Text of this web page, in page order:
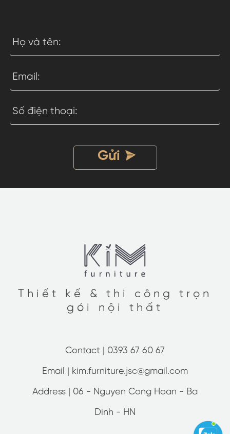
Thiết kế & thi công trọn
gói nội thất
Contact | 0393 67 60 67
Email | kim.furniture.jsc@gmail.com
Address | 06 - Nguyen Cong Hoan - Ba
Dinh - HN